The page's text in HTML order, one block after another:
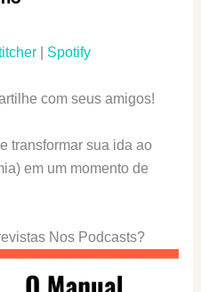
| Spotify
com seus amigos!
transformar sua ida ao
em um momento de
Nos Podcasts?